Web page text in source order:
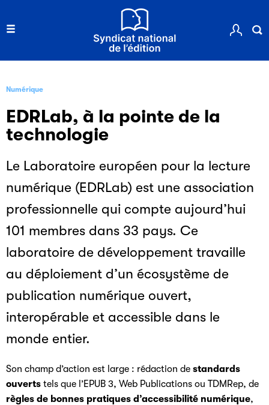
Numérique
EDRLab, à la pointe de la
technologie
Le Laboratoire européen pour la lecture
numérique (EDRLab) est une association
professionnelle qui compte aujourd’hui
101 membres dans 33 pays. Ce
laboratoire de développement travaille
au déploiement d’un écosystème de
publication numérique ouvert,
interopérable et accessible dans le
monde entier.
Son champ d’action est large : rédaction de standards
ouverts tels que l’EPUB 3, Web Publications ou TDMRep, de
règles de bonnes pratiques d’accessibilité numérique,